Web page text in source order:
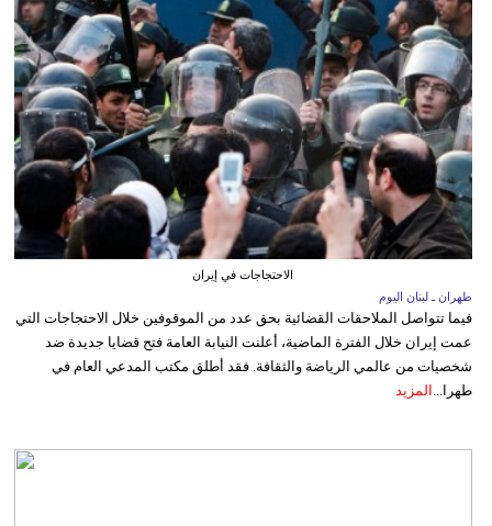
الاحتجاجات في إيران
طهران ـ لبنان اليوم
فيما تتواصل الملاحقات القضائية بحق عدد من الموقوفين خلال الاحتجاجات التي
عمت إيران خلال الفترة الماضية، أعلنت النيابة العامة فتح قضايا جديدة ضد
شخصيات من عالمي الرياضة والثقافة. فقد أطلق مكتب المدعي العام في
طهرا... المزيد